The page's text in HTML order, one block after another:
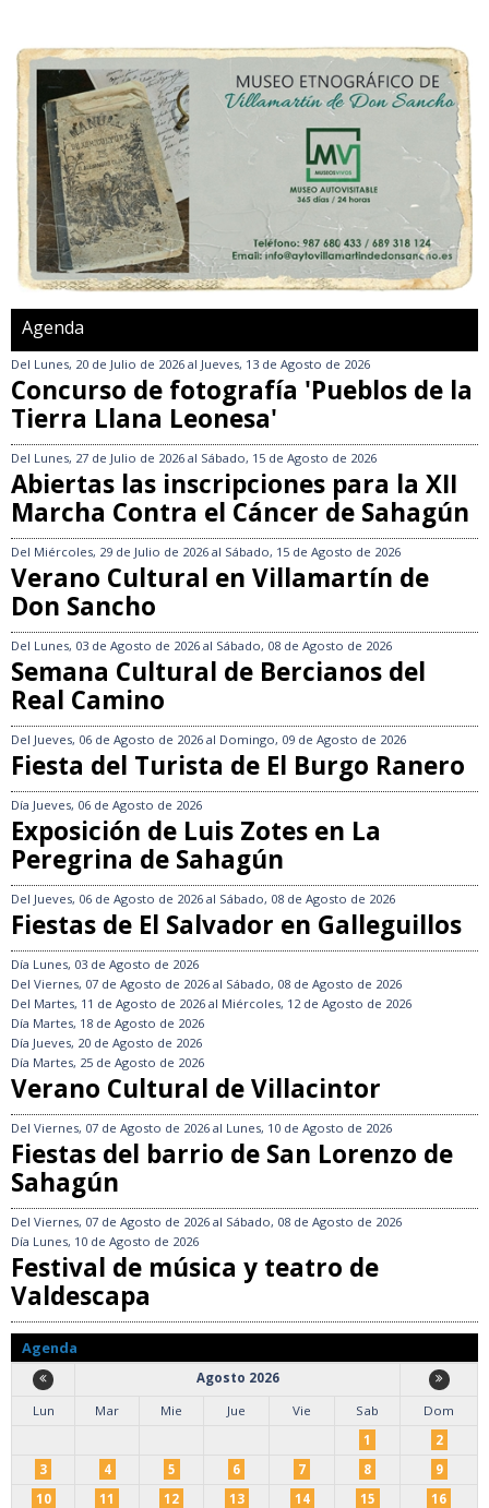
Agenda
Del Lunes, 20 de Julio de 2026 al Jueves, 13 de Agosto de 2026
Concurso de fotografía 'Pueblos de la
Tierra Llana Leonesa'
Del Lunes, 27 de Julio de 2026 al Sábado, 15 de Agosto de 2026
Abiertas las inscripciones para la XII
Marcha Contra el Cáncer de Sahagún
Del Miércoles, 29 de Julio de 2026 al Sábado, 15 de Agosto de 2026
Verano Cultural en Villamartín de
Don Sancho
Del Lunes, 03 de Agosto de 2026 al Sábado, 08 de Agosto de 2026
Semana Cultural de Bercianos del
Real Camino
Del Jueves, 06 de Agosto de 2026 al Domingo, 09 de Agosto de 2026
Fiesta del Turista de El Burgo Ranero
Día Jueves, 06 de Agosto de 2026
Exposición de Luis Zotes en La
Peregrina de Sahagún
Del Jueves, 06 de Agosto de 2026 al Sábado, 08 de Agosto de 2026
Fiestas de El Salvador en Galleguillos
Día Lunes, 03 de Agosto de 2026
Del Viernes, 07 de Agosto de 2026 al Sábado, 08 de Agosto de 2026
Del Martes, 11 de Agosto de 2026 al Miércoles, 12 de Agosto de 2026
Día Martes, 18 de Agosto de 2026
Día Jueves, 20 de Agosto de 2026
Día Martes, 25 de Agosto de 2026
Verano Cultural de Villacintor
Del Viernes, 07 de Agosto de 2026 al Lunes, 10 de Agosto de 2026
Fiestas del barrio de San Lorenzo de
Sahagún
Del Viernes, 07 de Agosto de 2026 al Sábado, 08 de Agosto de 2026
Día Lunes, 10 de Agosto de 2026
Festival de música y teatro de
Valdescapa
Agenda
Agosto 2026
Lun
Mar Mie Jue Vie Sab
Dom
1
2
3
4 5 6 7 8
9
10
11 12 13 14 15
16